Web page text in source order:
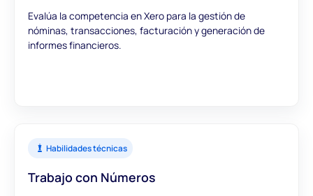
Evalúa la competencia en Xero para la gestión de
nóminas, transacciones, facturación y generación de
informes financieros.
Habilidades técnicas
Trabajo con Números